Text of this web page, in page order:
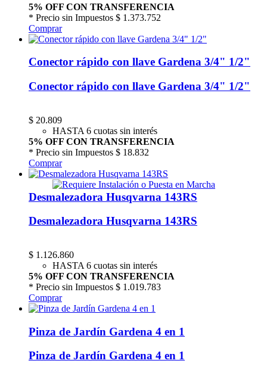
5% OFF CON TRANSFERENCIA
* Precio sin Impuestos $ 1.373.752
Comprar
Conector rápido con llave Gardena 3/4" 1/2"
Conector rápido con llave Gardena 3/4" 1/2"
$ 20.809
HASTA 6 cuotas sin interés
5% OFF CON TRANSFERENCIA
* Precio sin Impuestos $ 18.832
Comprar
Desmalezadora Husqvarna 143RS
Desmalezadora Husqvarna 143RS
$ 1.126.860
HASTA 6 cuotas sin interés
5% OFF CON TRANSFERENCIA
* Precio sin Impuestos $ 1.019.783
Comprar
Pinza de Jardín Gardena 4 en 1
Pinza de Jardín Gardena 4 en 1